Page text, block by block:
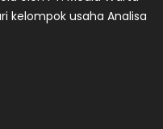
kelompok usaha Analisa